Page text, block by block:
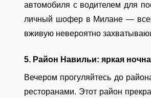
автомобиля с водителем для
личный шофер в Милане —
вживую невероятно
5. Район Навильи: яркая
Вечером прогуляйтесь до
ресторанами. Этот район